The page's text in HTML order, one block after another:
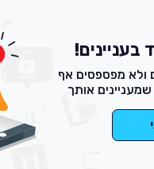
ולא מפספסים אף
אותך